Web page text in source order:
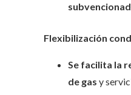
Flexibilización
Se facilita la
de gas y